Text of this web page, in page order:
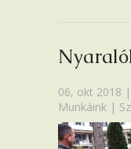
06, okt 2018
Munkáink |